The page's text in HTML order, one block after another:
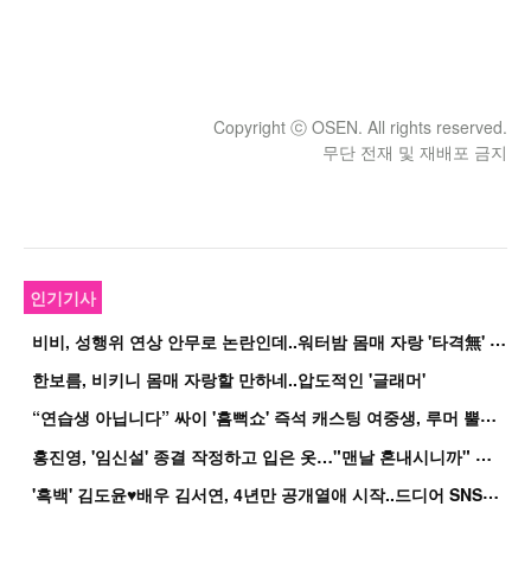
Copyright ⓒ OSEN. All rights reserved.
무단 전재 및 재배포 금지
인기기사
비
비, 성행위 연상 안무로 논란인데..워터밤 몸매 자랑 '타격無' 근황
한보름, 비키니 몸매 자랑할 만하네..압도적인 '글래머'
“
연습생 아닙니다” 싸이 '흠뻑쇼' 즉석 캐스팅 여중생, 루머 뿔났다[Oh!쎈 이...
홍
진영, '임신설' 종결 작정하고 입은 옷…"맨날 혼내시니까" 억울
'
흑백' 김도윤♥배우 김서연, 4년만 공개열애 시작..드디어 SNS에 노출 [핫피...